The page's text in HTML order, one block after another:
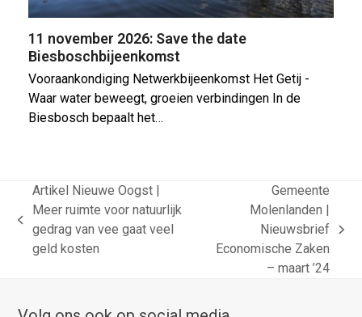
11 november 2026: Save the date
Biesboschbijeenkomst
Vooraankondiging Netwerkbijeenkomst Het Getij -
Waar water beweegt, groeien verbindingen In de
Biesbosch bepaalt het…
previous
post:
Artikel Nieuwe Oogst |
Meer ruimte voor natuurlijk
gedrag van vee gaat veel
geld kosten
post:
Gemeente
Molenlanden |
Nieuwsbrief
Economische Zaken
– maart ’24